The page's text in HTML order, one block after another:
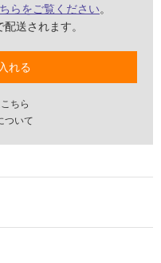
らをご覧ください。
送されます。
れる
ちら
ついて